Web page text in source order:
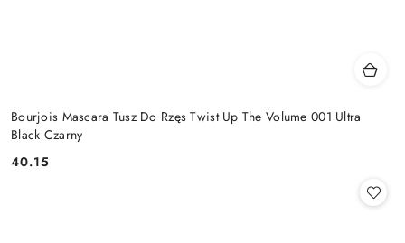
Bourjois Mascara Tusz Do Rzęs Twist Up The Volume 001 Ultra
Black Czarny
Cena:
40.15